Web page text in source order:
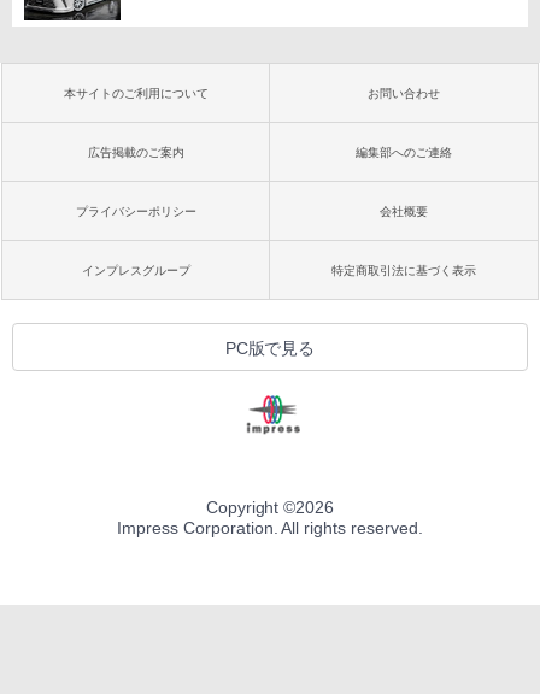
本サイトのご利用について お問い合わせ
広告掲載のご案内 編集部へのご連絡
プライバシーポリシー 会社概要
インプレスグループ 特定商取引法に基づく表示
PC版で見る
Copyright ©2026
Impress Corporation. All rights reserved.